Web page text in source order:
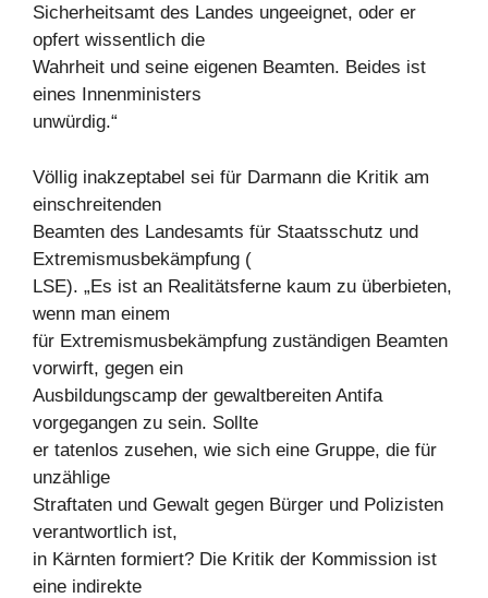
Sicherheitsamt des Landes ungeeignet, oder er
opfert wissentlich die
Wahrheit und seine eigenen Beamten. Beides ist
eines Innenministers
unwürdig.“
Völlig inakzeptabel sei für Darmann die Kritik am
einschreitenden
Beamten des Landesamts für Staatsschutz und
Extremismusbekämpfung (
LSE). „Es ist an Realitätsferne kaum zu überbieten,
wenn man einem
für Extremismusbekämpfung zuständigen Beamten
vorwirft, gegen ein
Ausbildungscamp der gewaltbereiten Antifa
vorgegangen zu sein. Sollte
er tatenlos zusehen, wie sich eine Gruppe, die für
unzählige
Straftaten und Gewalt gegen Bürger und Polizisten
verantwortlich ist,
in Kärnten formiert? Die Kritik der Kommission ist
eine indirekte